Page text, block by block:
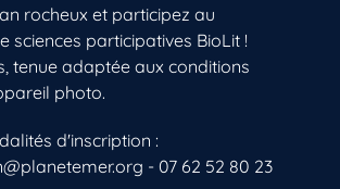
rocheux et participez au
sciences participatives BioLit !
tenue adaptée aux conditions
photo.
d'inscription :
- 07 62 52 80 23
pas encore inscrit à Biolit ?